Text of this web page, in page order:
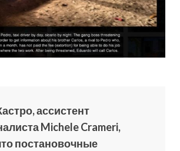
ассистент
Michele Crameri,
постановочные